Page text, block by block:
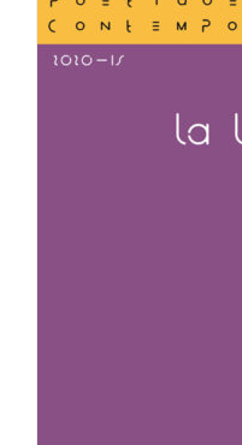
Achat en ligne
Panier WooCommerce